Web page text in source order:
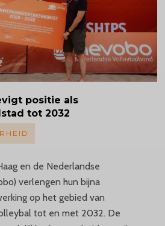
positie als
tot 2032
en de Nederlandse
verlengen hun bijna
op het gebied van
tot en met 2032. De